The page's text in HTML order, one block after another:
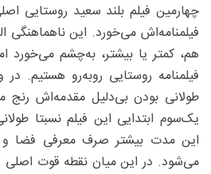
چهارمین فیلم بلند سعید روستایی
فیلمنامه‌اش می‌خورد. این ناهماهنگی
هم، کمتر یا بیشتر، به‌چشم می‌خورد
فیلمنامه روستایی روبه‌رو هستیم.
طولانی‌ بودن بی‌دلیل مقدمه‌اش رنج
یک‌سوم ابتدایی این فیلم نسبتا
این مدت بیشتر صرف معرفی فضا و
می‌شود. در این میان نقطه قوت اصلی